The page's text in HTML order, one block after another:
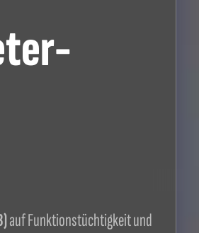
auf Funktionstüchtigkeit und